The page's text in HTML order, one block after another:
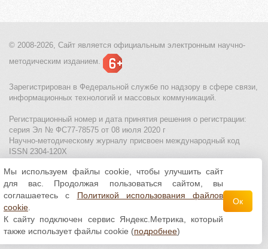
© 2008-2026, Сайт является официальным электронным научно-
методическим изданием.
Зарегистрирован в Федеральной службе по надзору в сфере связи,
информационных технологий и массовых коммуникаций.
Регистрационный номер и дата принятия решения о регистрации:
серия Эл № ФС77-78575 от 08 июля 2020 г
Научно-методическому журналу присвоен международный код
ISSN 2304-120X
МЦИТО|Школьные олимпиады и онлайн конкурсы для детей
Политика использования файлов cookie| Политика обработки и
защиты персональных данных
Все материалы доступны полицензии Creative
Commons С указанием авторства 4.0 Всемирная
Мы используем файлы cookie, чтобы улучшить сайт
для вас. Продолжая пользоваться сайтом, вы
соглашаетесь с Политикой использования файлов
cookie
К сайту подключен сервис Яндекс.Метрика, который
также использует файлы cookie (подробнее)
Ок